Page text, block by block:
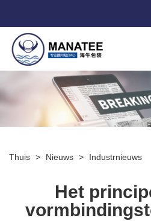
Thuis > Nieuws > Industrnieuws
Het